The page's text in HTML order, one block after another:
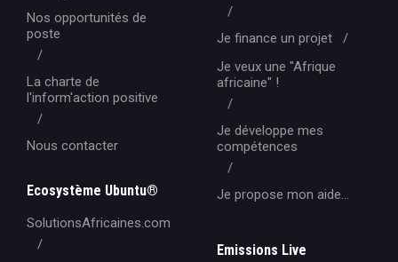
Nos opportunités de
poste
La charte de
l'inform'action positive
Nous contacter
Ecosystème Ubuntu®
SolutionsAfricaines.com
Je finance un projet
Je veux une "Afrique
africaine" !
Je développe mes
compétences
Je propose mon aide...
Emissions Live